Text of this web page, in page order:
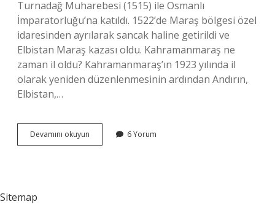
Turnadağ Muharebesi (1515) ile Osmanlı
İmparatorluğu’na katıldı. 1522’de Maraş bölgesi özel
idaresinden ayrılarak sancak haline getirildi ve
Elbistan Maraş kazası oldu. Kahramanmaraş ne
zaman il oldu? Kahramanmaraş’ın 1923 yılında il
olarak yeniden düzenlenmesinin ardından Andırın,
Elbistan,…
Devamını okuyun Kahramanmaraş
Il
6 Yorum
Sitemap